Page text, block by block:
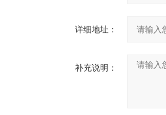
详细地址：
补充说明：